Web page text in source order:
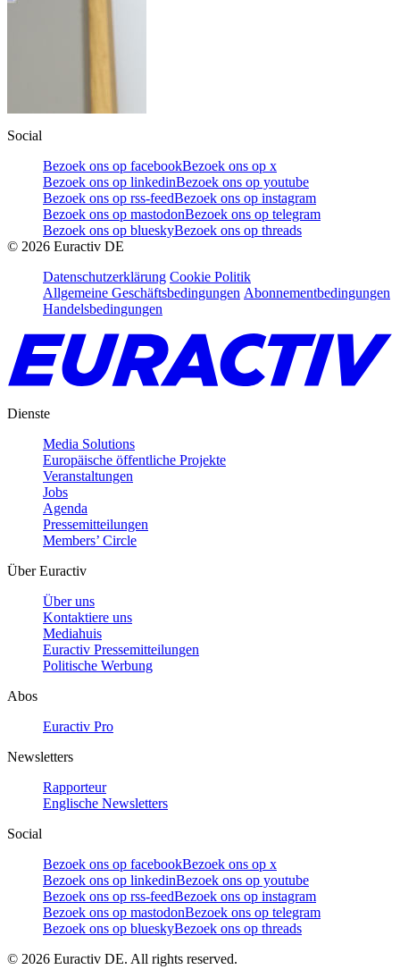
Social
Bezoek ons op facebookBezoek ons op x
Bezoek ons op linkedinBezoek ons op youtube
Bezoek ons op rss-feedBezoek ons op instagram
Bezoek ons op mastodonBezoek ons op telegram
Bezoek ons op blueskyBezoek ons op threads
© 2026 Euractiv DE
Datenschutzerklärung Cookie Politik
Allgemeine Geschäftsbedingungen Abonnementbedingungen
Handelsbedingungen
Dienste
Media Solutions
Europäische öffentliche Projekte
Veranstaltungen
Jobs
Agenda
Pressemitteilungen
Members’ Circle
Über Euractiv
Über uns
Kontaktiere uns
Mediahuis
Euractiv Pressemitteilungen
Politische Werbung
Abos
Euractiv Pro
Newsletters
Rapporteur
Englische Newsletters
Social
Bezoek ons op facebookBezoek ons op x
Bezoek ons op linkedinBezoek ons op youtube
Bezoek ons op rss-feedBezoek ons op instagram
Bezoek ons op mastodonBezoek ons op telegram
Bezoek ons op blueskyBezoek ons op threads
© 2026 Euractiv DE. All rights reserved.